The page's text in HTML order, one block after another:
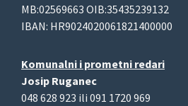
MB:02569663 OIB:35435239132
IBAN: HR9024020061821400000
Komunalni i prometni redari
Josip Ruganec
048 628 923 ili 091 1720 969